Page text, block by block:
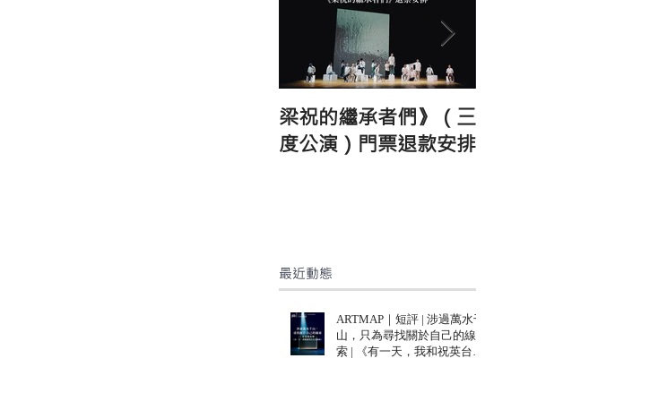
梁祝的繼承者們》（三
度公演）門票退款安排
最近動態
ARTMAP｜短評 | 涉過萬水千
山，只為尋找關於自己的線
索 | 《有一天，我和祝英台去